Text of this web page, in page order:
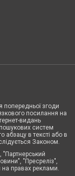
попередньої згоди
посилання на
видань
систем
абзацу в тексті або в
Законом.
"Пресреліз",
на правах реклами.